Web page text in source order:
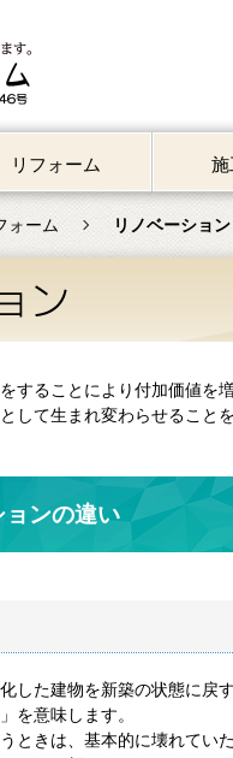
リフォーム
ォーム リノベーション
することにより付加価値を
して生まれ変わらせること
ョンの違い
した建物を新築の状態に戻
を意味します。
ときは、基本的に壊れてい